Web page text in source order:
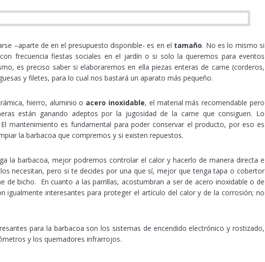
–aparte de en el presupuesto disponible- es en el tamaño. No es lo mismo si
frecuencia fiestas sociales en el jardín o si solo la queremos para eventos
es preciso saber si elaboraremos en ella piezas enteras de carne (corderos,
y filetes, para lo cual nos bastará un aparato más pequeño.
hierro, aluminio o acero inoxidable, el material más recomendable pero
están ganando adeptos por la jugosidad de la carne que consiguen. Lo
mantenimiento es fundamental para poder conservar el producto, por eso es
la barbacoa que compremos y si existen repuestos.
la barbacoa, mejor podremos controlar el calor y hacerlo de manera directa e
necesitan, pero si te decides por una que sí, mejor que tenga tapa o cobertor
de bicho. En cuanto a las parrillas, acostumbran a ser de acero inoxidable o de
igualmente interesantes para proteger el artículo del calor y de la corrosión; no
para la barbacoa son los sistemas de encendido electrónico y rostizado,
y los quemadores infrarrojos.